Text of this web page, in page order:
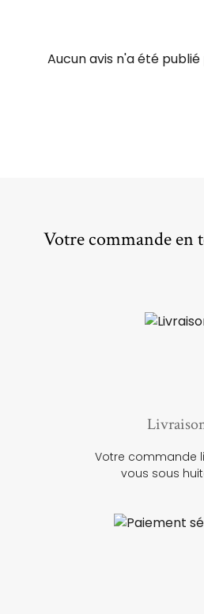
Aucun avis n'a été
Votre commande en
Votre commande
vous sous